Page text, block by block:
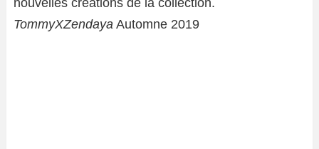
nouvelles créations de la collection.
TommyXZendaya Automne 2019